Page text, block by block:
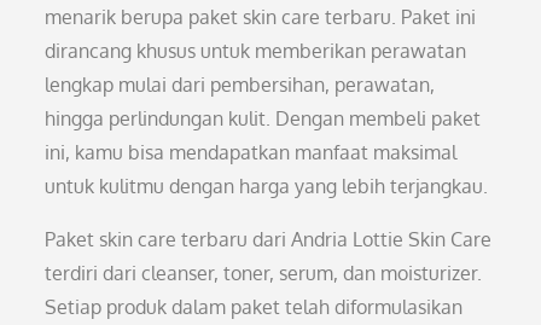
menarik berupa paket skin care terbaru. Paket ini
dirancang khusus untuk memberikan perawatan
lengkap mulai dari pembersihan, perawatan,
hingga perlindungan kulit. Dengan membeli paket
ini, kamu bisa mendapatkan manfaat maksimal
untuk kulitmu dengan harga yang lebih terjangkau.
Paket skin care terbaru dari Andria Lottie Skin Care
terdiri dari cleanser, toner, serum, dan moisturizer.
Setiap produk dalam paket telah diformulasikan